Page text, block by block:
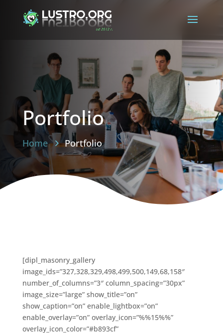
Portfolio
Home Portfolio
[dipl_masonry_gallery
image_ids=”327,328,329,498,499,500,149,68,158″
number_of_columns=”3″ column_spacing=”30px”
image_size=”large” show_title=”on”
show_caption=”on” enable_lightbox=”on”
enable_overlay=”on” overlay_icon=”%%15%%”
overlay_icon_color=”#b893cf”